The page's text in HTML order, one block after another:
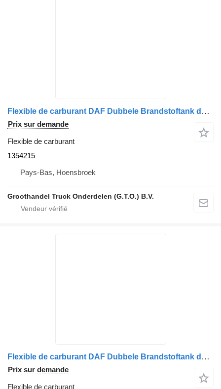
Flexible de carburant DAF Dubbele Brandstoftank doorvoerleiding 1354215 pour camion
Prix sur demande
Flexible de carburant
1354215
Pays-Bas, Hoensbroek
Groothandel Truck Onderdelen (G.T.O.) B.V.
Flexible de carburant DAF Dubbele Brandstoftank doorvoerleiding pour camion
Prix sur demande
Flexible de carburant